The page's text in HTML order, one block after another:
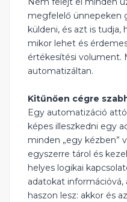
megfelelő ünnepeken
küldeni, és azt is tudja,
mikor lehet és
értékesítési volument.
automatizáltan.
Kitűnően cégre
Egy automatizáció
képes illeszkedni egy
minden „egy kézben”
egyszerre tárol és
helyes logikai
adatokat
haszon lesz: akkor és